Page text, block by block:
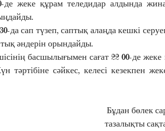
әндерін орындайды.
тәртібіне сәйкес, келесі кезекпен
тазалықты